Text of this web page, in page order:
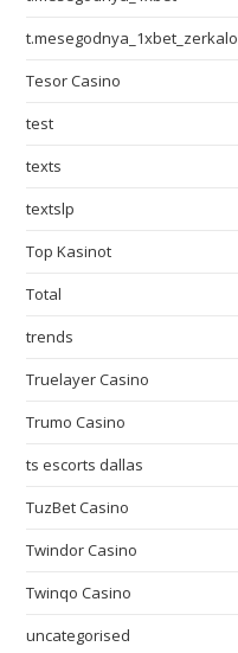
t.mesegodnya_1xbet_zerkalo
Tesor Casino
test
texts
textslp
Top Kasinot
Total
trends
Truelayer Casino
Trumo Casino
ts escorts dallas
TuzBet Casino
Twindor Casino
Twinqo Casino
uncategorised